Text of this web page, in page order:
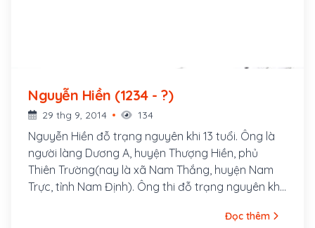
Nguyễn Hiền (1234 - ?)
29 thg 9, 2014 134
Nguyễn Hiền đỗ trạng nguyên khi 13 tuổi. Ông là
người làng Dương A, huyện Thượng Hiền, phủ
Thiên Trường(nay là xã Nam Thắng, huyện Nam
Trực, tỉnh Nam Định). Ông thi đỗ trạng nguyên khi
lịch sử khoa cử Việt Nam, tại khoa thi tháng 2 năm
Đọc thêm